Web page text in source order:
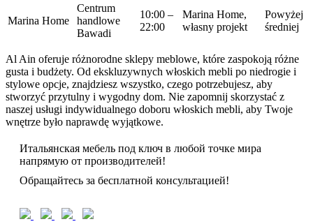
Marina Home
Centrum
handlowe
Bawadi
10:00 –
22:00
Marina Home,
własny projekt
Powyżej
średniej
Al Ain oferuje różnorodne sklepy meblowe, które zaspokoją różne
gusta i budżety. Od ekskluzywnych włoskich mebli po niedrogie i
stylowe opcje, znajdziesz wszystko, czego potrzebujesz, aby
stworzyć przytulny i wygodny dom. Nie zapomnij skorzystać z
naszej usługi indywidualnego doboru włoskich mebli, aby Twoje
wnętrze było naprawdę wyjątkowe.
Итальянская мебель под ключ в любой точке мира
напрямую от производителей!
Обращайтесь за бесплатной консультацией!